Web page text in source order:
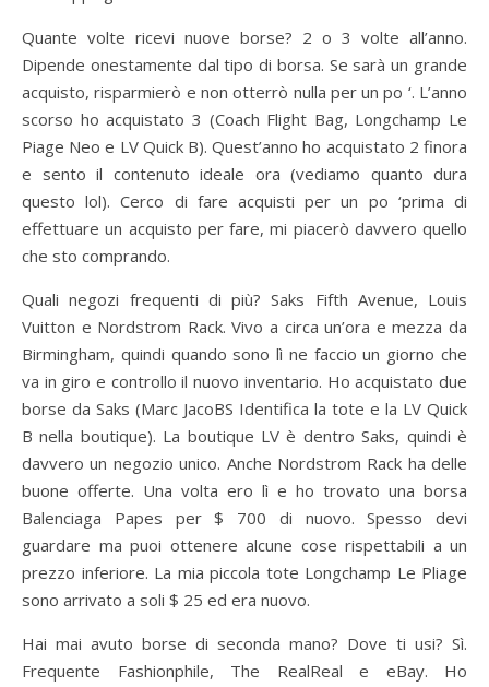
Quante volte ricevi nuove borse? 2 o 3 volte all’anno.
Dipende onestamente dal tipo di borsa. Se sarà un grande
acquisto, risparmierò e non otterrò nulla per un po ‘. L’anno
scorso ho acquistato 3 (Coach Flight Bag, Longchamp Le
Piage Neo e LV Quick B). Quest’anno ho acquistato 2 finora
e sento il contenuto ideale ora (vediamo quanto dura
questo lol). Cerco di fare acquisti per un po ‘prima di
effettuare un acquisto per fare, mi piacerò davvero quello
che sto comprando.
Quali negozi frequenti di più? Saks Fifth Avenue, Louis
Vuitton e Nordstrom Rack. Vivo a circa un’ora e mezza da
Birmingham, quindi quando sono lì ne faccio un giorno che
va in giro e controllo il nuovo inventario. Ho acquistato due
borse da Saks (Marc JacoBS Identifica la tote e la LV Quick
B nella boutique). La boutique LV è dentro Saks, quindi è
davvero un negozio unico. Anche Nordstrom Rack ha delle
buone offerte. Una volta ero lì e ho trovato una borsa
Balenciaga Papes per $ 700 di nuovo. Spesso devi
guardare ma puoi ottenere alcune cose rispettabili a un
prezzo inferiore. La mia piccola tote Longchamp Le Pliage
sono arrivato a soli $ 25 ed era nuovo.
Hai mai avuto borse di seconda mano? Dove ti usi? Sì.
Frequente Fashionphile, The RealReal e eBay. Ho